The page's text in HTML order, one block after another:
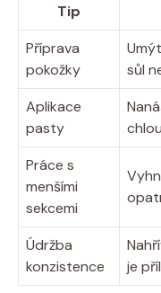
Tip
Příprava
pokožky
sůl
Aplikace
pasty
Práce s
menšími
sekcemi
Údržba
konzistence
je